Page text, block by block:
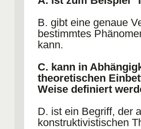
B. gibt eine genaue
bestimmtes
kann.
C. kann in
theoretischen
Weise definiert
D. ist ein Begriff, der
konstruktivistischen